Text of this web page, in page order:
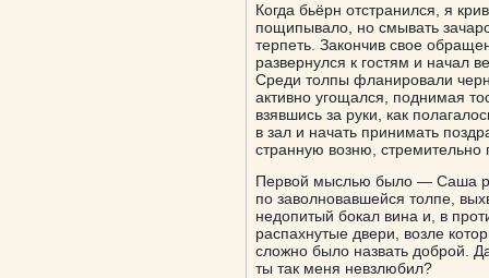
Когда бьёрн отстранился, я
пощипывало, но смывать
терпеть. Закончив свое
развернулся к гостям и начал
Среди толпы фланировали
активно угощался, поднимая
взявшись за руки, как
в зал и начать принимать
странную возню,
Первой мыслью было — Саша
по заволновавшейся толпе,
недопитый бокал вина и, в
распахнутые двери, возле
сложно было назвать доброй.
ты так меня невзлюбил?